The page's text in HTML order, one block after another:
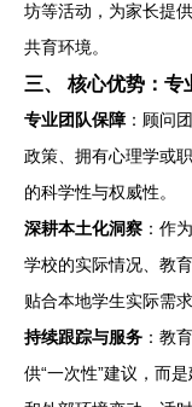
坊等活动，为家长提
共育环境。
三、 核心优势：专
专业团队保障 ：顾问
政策、拥有心理学或
的科学性与权威性。
深耕本土化洞察 ：作
学校的实际情况、教
贴合本地学生实际需求
持续跟踪与服务 ：教
供“一次性”建议，而